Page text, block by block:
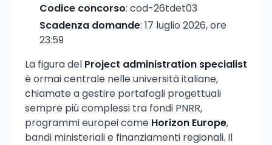
Codice concorso: cod-26tdet03
Scadenza domande: 17 luglio 2026, ore
23:59
La figura del Project administration specialist
è ormai centrale nelle università italiane,
chiamate a gestire portafogli progettuali
sempre più complessi tra fondi PNRR,
programmi europei come Horizon Europe,
bandi ministeriali e finanziamenti regionali. Il